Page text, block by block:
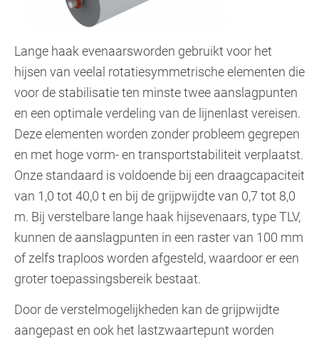
Lange haak evenaarsworden gebruikt voor het
hijsen van veelal rotatiesymmetrische elementen die
voor de stabilisatie ten minste twee aanslagpunten
en een optimale verdeling van de lijnenlast vereisen.
Deze elementen worden zonder probleem gegrepen
en met hoge vorm- en transportstabiliteit verplaatst.
Onze standaard is voldoende bij een draagcapaciteit
van 1,0 tot 40,0 t en bij de grijpwijdte van 0,7 tot 8,0
m. Bij verstelbare lange haak hijsevenaars, type TLV,
kunnen de aanslagpunten in een raster van 100 mm
of zelfs traploos worden afgesteld, waardoor er een
groter toepassingsbereik bestaat.
Door de verstelmogelijkheden kan de grijpwijdte
aangepast en ook het lastzwaartepunt worden